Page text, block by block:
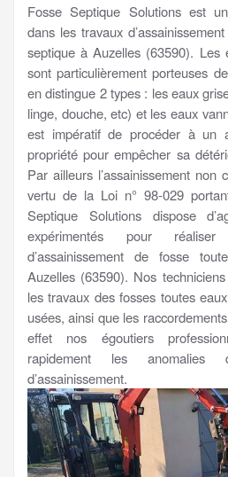
Fosse Septique Solutions est
dans les travaux
septique à Auzelles (63590). Les
sont particulièrement porteuses
en distingue 2 types : les eaux
linge, douche, etc) et les eaux
est impératif de procéder à un
propriété pour empêcher sa
Par ailleurs l’assainissement non
vertu de la Loi n° 98-029
Septique Solutions dispose
expérimentés pour
d’assainissement de fosse
Auzelles (63590). Nos
les travaux des fosses toutes
usées, ainsi que les
effet nos égoutiers
rapidement les anomalies
d’assainissement.